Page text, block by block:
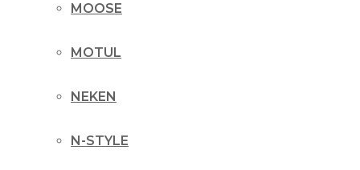
MOOSE
MOTUL
NEKEN
N-STYLE